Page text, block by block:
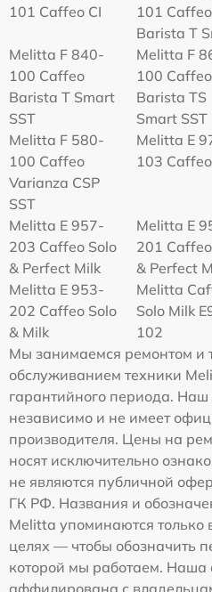
101 Caffeo CI
101 Caffeo
Barista T
Melitta F 840-
100 Caffeo
Barista T Smart
SST
Melitta F
100 Caffeo
Barista TS
Smart SST
Melitta F 580-
100 Caffeo
Varianza CSP
SST
Melitta Е
103
Melitta E 957-
203 Caffeo Solo
& Perfect Milk
Melitta E
201
& Perfect
Melitta Е 953-
202 Caffeo Solo
& Milk
Melitta
Solo Milk
102
Мы занимаемся ремонтом и
обслуживанием техники
гарантийного периода. Наш
независимо и не имеет
производителя. Цены на
носят исключительно
не являются публичной
ГК РФ. Названия и
Melitta упоминаются
целях — чтобы обозначить
которой мы работаем. Наша
аффилирована с